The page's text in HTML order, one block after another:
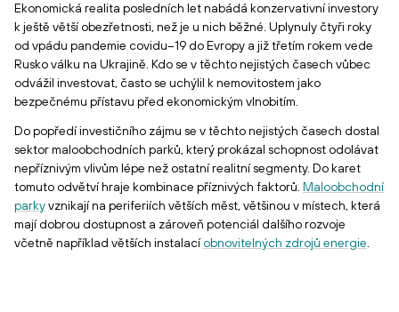
Ekonomická realita posledních let nabádá konzervativní investory
k ještě větší obezřetnosti, než je u nich běžné. Uplynuly čtyři roky
od vpádu pandemie covidu–19 do Evropy a již třetím rokem vede
Rusko válku na Ukrajině. Kdo se v těchto nejistých časech vůbec
odvážil investovat, často se uchýlil k nemovitostem jako
bezpečnému přístavu před ekonomickým vlnobitím.
Do popředí investičního zájmu se v těchto nejistých časech dostal
sektor maloobchodních parků, který prokázal schopnost odolávat
nepříznivým vlivům lépe než ostatní realitní segmenty. Do karet
tomuto odvětví hraje kombinace příznivých faktorů. Maloobchodní
parkyvznikají na periferiích větších měst, většinou v místech, která
mají dobrou dostupnost a zároveň potenciál dalšího rozvoje
včetně například větších instalacíobnovitelných zdrojů energie